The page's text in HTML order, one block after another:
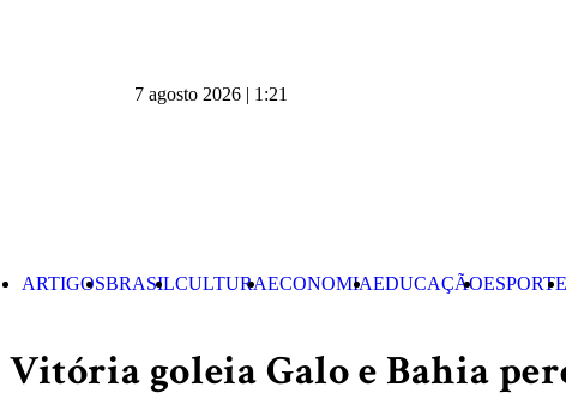
7 agosto 2026 | 1:21
ARTIGOSBRASILCULTURAECONOMIAEDUCAÇÃOESPORTE
Vitória goleia Galo e Bahia